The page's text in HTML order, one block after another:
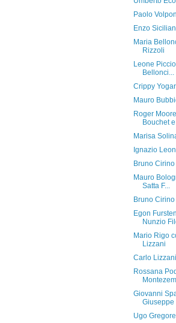
Paolo
Enzo
Maria
Rizzoli
Leone
Bellonci...
Crippy
Mauro
Roger
Bouchet
Marisa
Ignazio
Bruno
Mauro
Satta F...
Bruno
Egon
Nunzio
Mario Rigo
Lizzani
Carlo
Rossana
Giovanni
Giuseppe
Ugo